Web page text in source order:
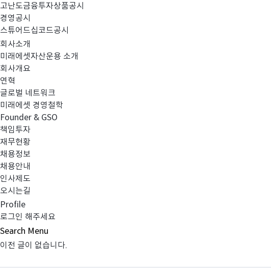
고난도금융투자상품공시
경영공시
스튜어드십코드공시
회사소개
미래에셋자산운용 소개
회사개요
연혁
글로벌 네트워크
미래에셋 경영철학
Founder & GSO
책임투자
재무현황
채용정보
채용안내
인사제도
오시는길
Profile
로그인 해주세요
Search Menu
새로 개편된 홈페이지에는 신탁재산명세를 온라인으로 열람 할 수
일부 서비스가 불안정하여 아직 오픈되지 않은 서비스들은 빠른 시
저희 미래에셋 홈페이지에 대한 건의사항이나 개선사항이 있으시면
항상 저희 미래에셋 자산운용사를 이용해 주시는 고객여러분들께
이전 글이 없습니다.